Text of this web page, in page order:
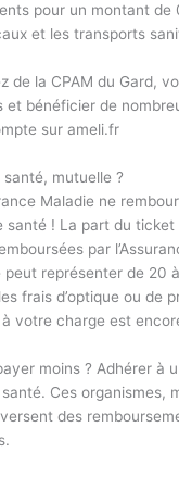
pour un montant
et les transports
de la CPAM du Gard,
et bénéficier de
sur ameli.fr
mutuelle ?
Maladie ne
santé ! La part du
par
peut représenter de 20
frais d’optique ou de
votre charge est
moins ? Adhérer à
Ces organismes,
des